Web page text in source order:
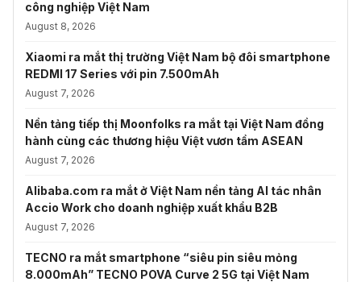
công nghiệp Việt Nam
August 8, 2026
Xiaomi ra mắt thị trường Việt Nam bộ đôi smartphone
REDMI 17 Series với pin 7.500mAh
August 7, 2026
Nền tảng tiếp thị Moonfolks ra mắt tại Việt Nam đồng
hành cùng các thương hiệu Việt vươn tầm ASEAN
August 7, 2026
Alibaba.com ra mắt ở Việt Nam nền tảng AI tác nhân
Accio Work cho doanh nghiệp xuất khẩu B2B
August 7, 2026
TECNO ra mắt smartphone “siêu pin siêu mỏng
8.000mAh” TECNO POVA Curve 2 5G tại Việt Nam